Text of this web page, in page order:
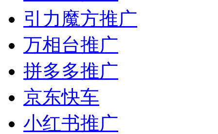
引力魔方推广
万相台推广
拼多多推广
京东快车
小红书推广